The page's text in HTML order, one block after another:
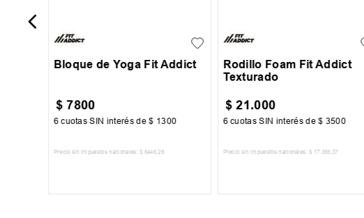
Bloque de Yoga Fit Addict
$ 7800
6 cuotas SIN interés de$ 1300
Precio sin impuestos nacionales: $ 6446,28
Rodillo Foam Fit Addict
Texturado
$ 21.000
6 cuotas SIN interés de$ 3500
Precio sin impuestos nacionales: $ 17.355 ,37